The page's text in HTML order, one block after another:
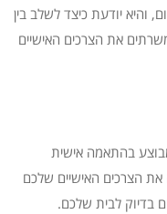
והיא יודעת כיצד לשלב בין
את הצרכים האישיים
בהתאמה אישית
את הצרכים האישיים שלכם
בדיוק לבית שלכם.